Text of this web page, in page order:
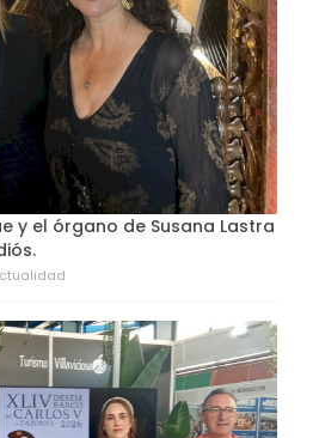
y el órgano de Susana Lastra